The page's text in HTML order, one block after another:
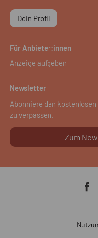
Dein Profil
Für Anbieter:innen
Anzeige aufgeben
Newsletter
Abonniere den
zu verpassen.
Zum